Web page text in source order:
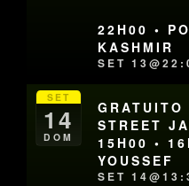
22H00 •
KASHMIR
SET
SET
14
DOM
GRATUITO
STREET
15H00 •
YOUSSEF
SET